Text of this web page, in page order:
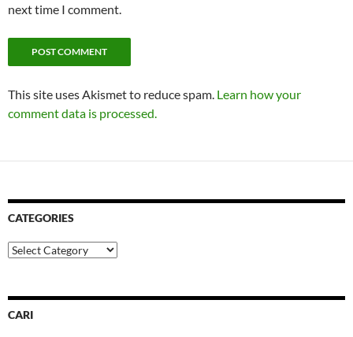
next time I comment.
This site uses Akismet to reduce spam. Learn how your
comment data is processed.
CATEGORIES
Categories
CARI